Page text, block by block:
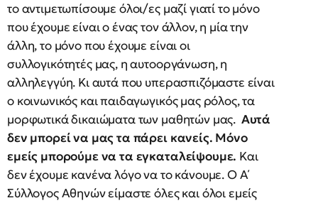
το αντιμετωπίσουμε όλοι/ες μαζί γιατί το μόνο
που έχουμε είναι ο ένας τον άλλον, η μία την
άλλη, το μόνο που έχουμε είναι οι
συλλογικότητές μας, η αυτοοργάνωση, η
αλληλεγγύη. Κι αυτά που υπερασπιζόμαστε είναι
ο κοινωνικός και παιδαγωγικός μας ρόλος, τα
μορφωτικά δικαιώματα των μαθητών μας. Αυτά
δεν μπορεί να μας τα πάρει κανείς. Μόνο
εμείς μπορούμε να τα εγκαταλείψουμε. Και
δεν έχουμε κανένα λόγο να το κάνουμε. Ο Α΄
Σύλλογος Αθηνών είμαστε όλες και όλοι εμείς